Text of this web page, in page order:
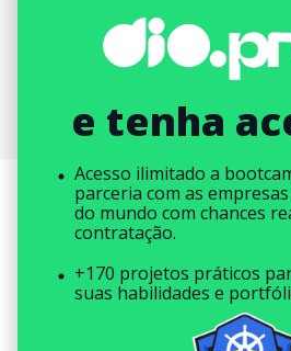
e tenha
Acesso ilimitado a
parceria com as
do mundo com chances
contratação.
+170 projetos práticos
suas habilidades e